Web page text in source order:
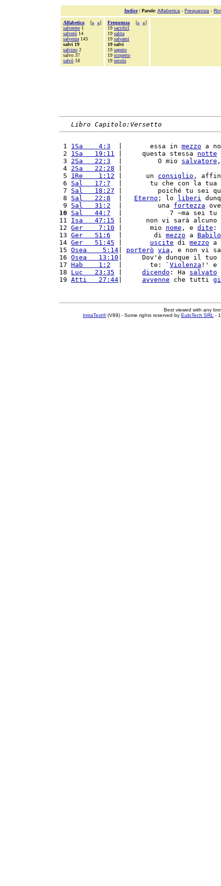
Indice| Parole: Alfabetica - Frequenza -
Alfabetica [« »]
salverete 1
salverò 14
salvezza 143
salvi 19
salvino 2
salvo 37
salvò 18
Frequenza [« »]
19 sacrificî
19 salita
19 salvami
19 salvi
19 saputo
19 scoperto
19 secolo
Libro Capitolo:Versetto
1 1Sa    4:3
  |       essa in
mezzo a
2 1Sa   19:11 |     questa stessa notte
3 2Sa   22:3
  |         O mio
salvatore
4 2Sa   22:28
5 1Re    1:12 |      un consiglio ,
6 Sal   17:7
  |       tu che con la tua
7 Sal   18:27 |         poiché tu sei
8 Sal   22:8 Eterno ; lo liberi
9 Sal   31:2
  |         una
fortezza
10
Sal   44:7
|            7 ~ma sei
11 Isa   47:15 |      non vi sarà
12 Ger    7:10 |       mio nome , e dite :
13 Ger   51:6
  |        di
mezzo a
14 Ger   51:45 uscite di mezzo a
15 Osea    5:14 porterò via , e non vi
16 Osea   13:10 |     Dov'è dunque il tuo
17 Hab    1:2
  |       te: `
Violenza !' e
18 Luc   23:35 dicendo : Ha salvato
19 Atti   27:44 avvenne che tutti
Best viewed with any
IntraText®(V89) - Some rights reserved by EuloTech SRL -